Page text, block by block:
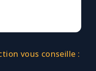
vous conseille :